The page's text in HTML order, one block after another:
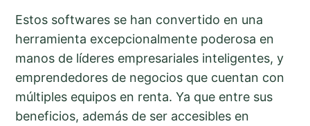
Estos softwares se han convertido en una
herramienta excepcionalmente poderosa en
manos de líderes empresariales inteligentes, y
emprendedores de negocios que cuentan con
múltiples equipos en renta. Ya que entre sus
beneficios, además de ser accesibles en